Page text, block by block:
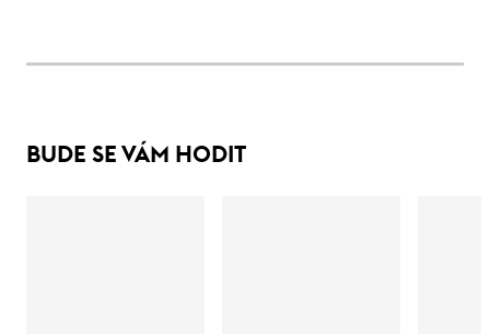
BUDE SE VÁM HODIT